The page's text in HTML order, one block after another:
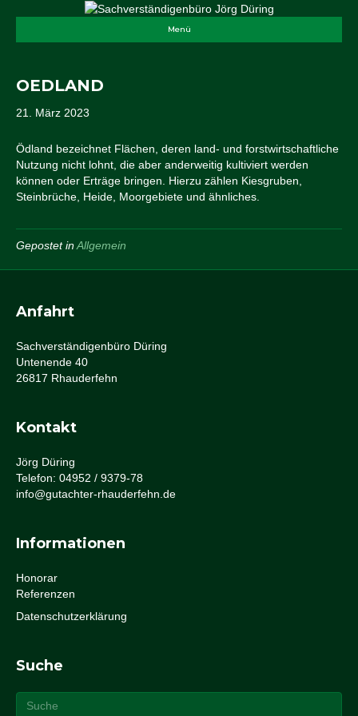
Menü
OEDLAND
21. März 2023
Ödland bezeichnet Flächen, deren land- und forstwirtschaftliche
Nutzung nicht lohnt, die aber anderweitig kultiviert werden
können oder Erträge bringen. Hierzu zählen Kiesgruben,
Steinbrüche, Heide, Moorgebiete und ähnliches.
Gepostet inAllgemein
Anfahrt
Sachverständigenbüro Düring
Untenende 40
26817 Rhauderfehn
Kontakt
Jörg Düring
Telefon: 04952 / 9379-78
info@gutachter-rhauderfehn.de
Informationen
Honorar
Referenzen
Datenschutzerklärung
Suche